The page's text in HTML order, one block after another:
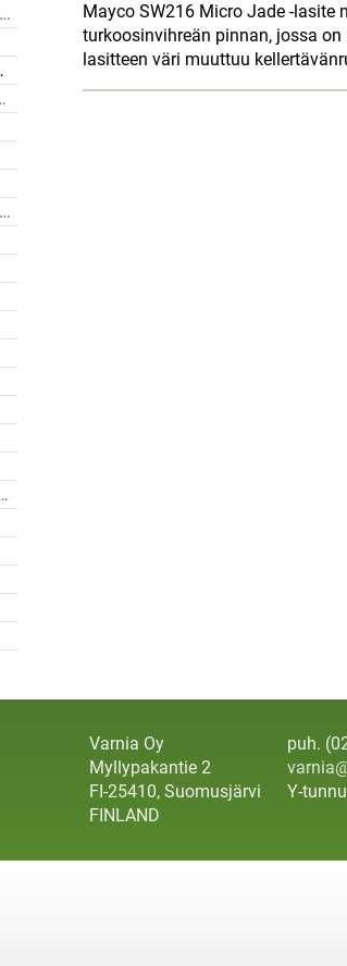
Mayco SW216 Micro Jade -lasite
turkoosinvihreän pinnan, jossa
lasitteen väri muuttuu
Varnia Oy
Myllypakantie 2
FI-25410, Suomusjärvi
FINLAND
puh.
Y-